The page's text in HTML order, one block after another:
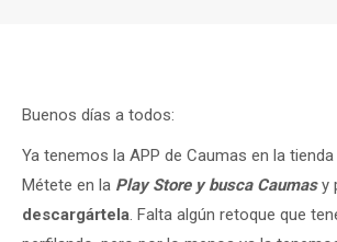
Buenos días a todos:
Ya tenemos la APP de Caumas en la
Métete en la Play Store y busca Caumasy
descargártela. Falta algún retoque que